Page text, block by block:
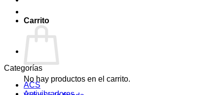
Carrito
No hay productos en el carrito.
Categorías
ACS